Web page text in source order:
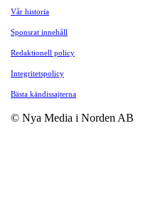
Vår historia
Sponsrat innehåll
Redaktionell policy
Integritetspolicy
Bästa kändissajterna
© Nya Media i Norden AB